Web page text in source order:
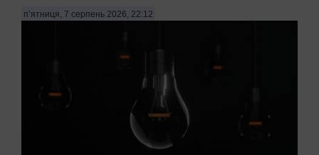
п’ятниця, 7 серпень 2026, 22:12